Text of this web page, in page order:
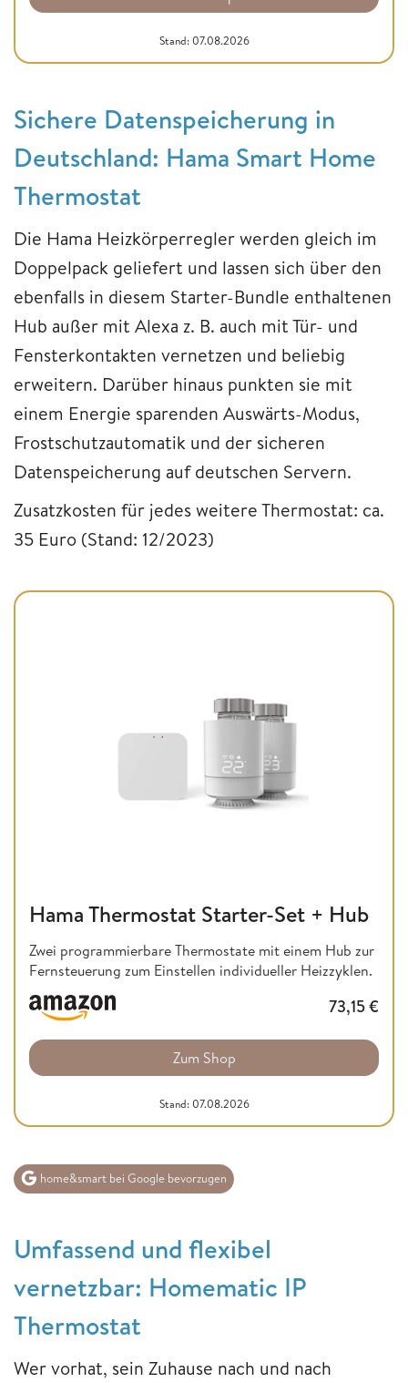
Stand: 07.08.2026
Sichere Datenspeicherung in
Deutschland: Hama Smart Home
Thermostat
Die Hama Heizkörperregler werden gleich im
Doppelpack geliefert und lassen sich über den
ebenfalls in diesem Starter-Bundle enthaltenen
Hub außer mit Alexa z. B. auch mit Tür- und
Fensterkontakten vernetzen und beliebig
erweitern. Darüber hinaus punkten sie mit
einem Energie sparenden Auswärts-Modus,
Frostschutzautomatik und der sicheren
Datenspeicherung auf deutschen Servern.
Zusatzkosten für jedes weitere Thermostat: ca.
35 Euro (Stand: 12/2023)
Hama Thermostat Starter-Set + Hub
Zwei programmierbare Thermostate mit einem Hub zur
Fernsteuerung zum Einstellen individueller Heizzyklen.
73,15€
Zum Shop
Stand: 07.08.2026
home&smart bei Google bevorzugen
Umfassend und flexibel
vernetzbar: Homematic IP
Thermostat
Wer vorhat, sein Zuhause nach und nach